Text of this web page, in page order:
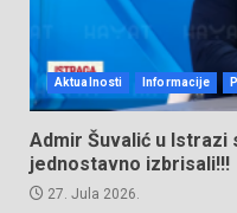
Aktualnosti Informacije
Admir Šuvalić u Istrazi
jednostavno izbrisali!!!
27. Jula 2026.